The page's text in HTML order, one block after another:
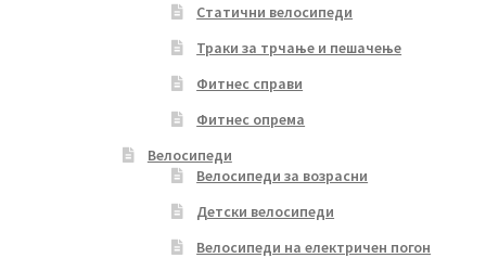
Статични велосипеди
Траки за трчање и пешачење
Фитнес справи
Фитнес опрема
Велосипеди
Велосипеди за возрасни
Детски велосипеди
Велосипеди на електричен погон